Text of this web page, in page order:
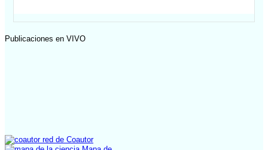
Publicaciones en VIVO
red de Coautor